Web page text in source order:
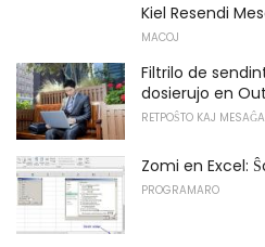
Kiel Resendi
MACOJ
Filtrilo de
dosierujo en
RETPOŜTO KAJ
Zomi en Excel:
PROGRAMARO